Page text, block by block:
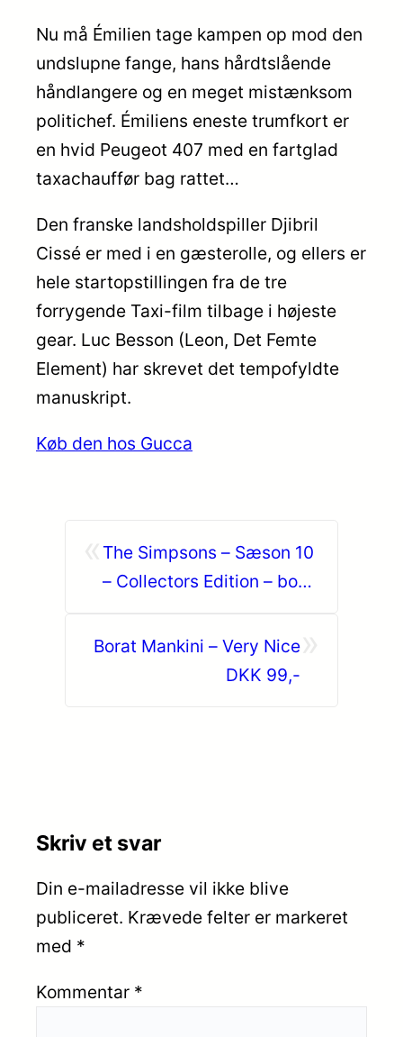
Nu må Émilien tage kampen op mod den
undslupne fange, hans hårdtslående
håndlangere og en meget mistænksom
politichef. Émiliens eneste trumfkort er
en hvid Peugeot 407 med en fartglad
taxachauffør bag rattet…
Den franske landsholdspiller Djibril
Cissé er med i en gæsterolle, og ellers er
hele startopstillingen fra de tre
forrygende Taxi-film tilbage i højeste
gear. Luc Besson (Leon, Det Femte
Element) har skrevet det tempofyldte
manuskript.
Køb den hos Gucca
The Simpsons – Sæson 10
– Collectors Edition – box
Borat Mankini – Very Nice
DKK 99,-
Skriv et svar
Din e-mailadresse vil ikke blive
publiceret. Krævede felter er markeret
med *
Kommentar *